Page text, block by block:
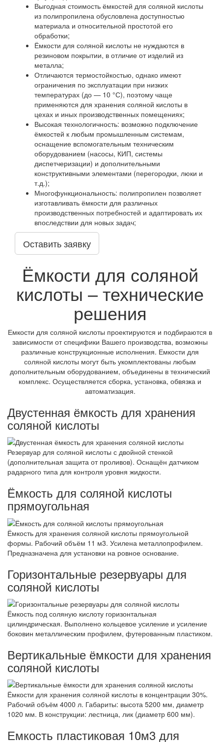
Выгодная стоимость ёмкостей для соляной кислоты
из полипропилена обусловлена доступностью
материала и относительной простотой его
обработки;
Ёмкости для соляной кислоты не нуждаются в
резиновом покрытии, в отличие от изделий из
металла;
Отличаются термостойкостью, однако имеют
ограничения по эксплуатации при низких
температурах (до — 10 °С), поэтому чаще
применяются для хранения соляной кислоты в
цехах и иных производственных помещениях;
Высокая технологичность: возможно подключение
ёмкостей к любым промышленным системам,
оснащение вспомогательным техническим
оборудованием (насосы, КИП, системы
диспетчеризации) и дополнительными
конструктивными элементами (перегородки, люки и
т.д.);
Многофункциональность: полипропилен позволяет
изготавливать ёмкости для различных
производственных потребностей и адаптировать их
впоследствии для новых задач;
Оставить заявку
Ёмкости для соляной
кислоты – технические
решения
Емкости для соляной кислоты проектируются и подбираются в
зависимости от специфики Вашего производства, возможны
различные конструкционные исполнения. Емкости для
соляной кислоты могут быть укомплектованы любым
дополнительным оборудованием, объединены в технический
комплекс. Осуществляется сборка, установка, обвязка и
автоматизация.
Двустенная ёмкость для хранения
соляной кислоты
Резервуар для соляной кислоты с двойной стенкой
(дополнительная защита от проливов). Оснащён датчиком
радарного типа для контроля уровня жидкости.
Ёмкость для соляной кислоты
прямоугольная
Ёмкость для хранения соляной кислоты прямоугольной
формы. Рабочий объём 11 м3. Усилена металлопрофилем.
Предназначена для установки на ровное основание.
Горизонтальные резервуары для
соляной кислоты
Ёмкость под соляную кислоту горизонтальная
цилиндрическая. Выполнено кольцевое усиление и усиление
боковин металлическим профилем, футерованным пластиком.
Вертикальные ёмкости для хранения
соляной кислоты
Ёмкости для хранения соляной кислоты в концентрации 30%.
Рабочий объём 4000 л. Габариты: высота 5200 мм, диаметр
1020 мм. В конструкции: лестница, лик (диаметр 600 мм).
Емкость пластиковая 10м3 для